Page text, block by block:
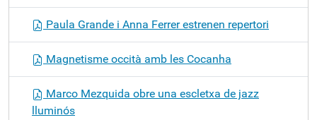
Paula Grande i Anna Ferrer estrenen repertori
Magnetisme occità amb les Cocanha
Marco Mezquida obre una escletxa de jazz
lluminós